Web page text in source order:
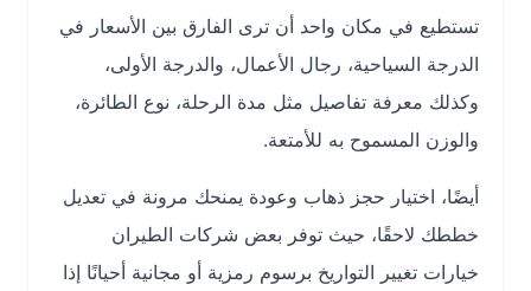
تستطيع في مكان واحد أن ترى الفارق بين الأسعار في
الدرجة السياحية، رجال الأعمال، والدرجة الأولى،
وكذلك معرفة تفاصيل مثل مدة الرحلة، نوع الطائرة،
والوزن المسموح به للأمتعة.
أيضًا، اختيار حجز ذهاب وعودة يمنحك مرونة في تعديل
خططك لاحقًا، حيث توفر بعض شركات الطيران
خيارات تغيير التواريخ برسوم رمزية أو مجانية أحيانًا إذا